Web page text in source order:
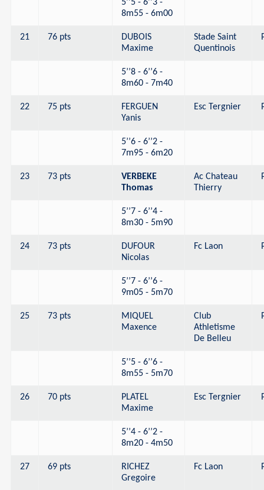
5’’5 - 6’’3 -
8m55 - 6m00
21 76 pts
DUBOIS
Maxime
Stade Saint
Quentinois
5’’8 - 6’’6 -
8m60 - 7m40
22 75 pts
FERGUEN
Yanis
Esc Tergnier
5’’6 - 6’’2 -
7m95 - 6m20
23 73 pts
VERBEKE
Thomas
Ac Chateau
Thierry
5’’7 - 6’’4 -
8m30 - 5m90
24 73 pts
DUFOUR
Nicolas
Fc Laon
5’’7 - 6’’6 -
9m05 - 5m70
25 73 pts
MIQUEL
Maxence
Club
Athletisme
De Belleu
5’’5 - 6’’6 -
8m55 - 5m70
26 70 pts
PLATEL
Maxime
Esc Tergnier
5’’4 - 6’’2 -
8m20 - 4m50
27 69 pts
RICHEZ
Gregoire
Fc Laon